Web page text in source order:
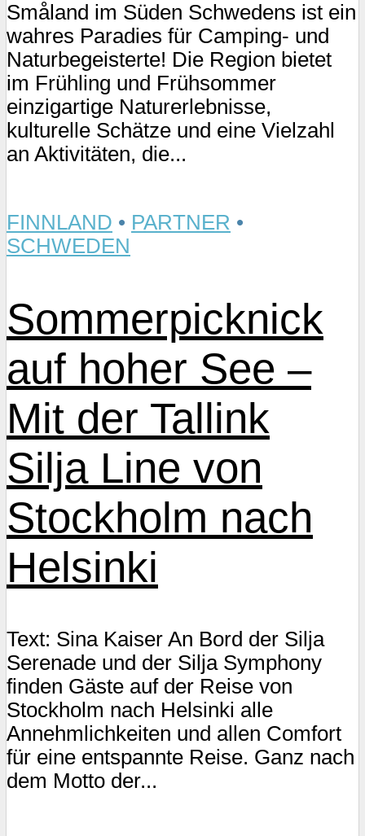
Småland im Süden Schwedens ist ein
wahres Paradies für Camping- und
Naturbegeisterte! Die Region bietet
im Frühling und Frühsommer
einzigartige Naturerlebnisse,
kulturelle Schätze und eine Vielzahl
an Aktivitäten, die...
FINNLAND • PARTNER •
SCHWEDEN
Sommerpicknick
auf hoher See –
Mit der Tallink
Silja Line von
Stockholm nach
Helsinki
Text: Sina Kaiser An Bord der Silja
Serenade und der Silja Symphony
finden Gäste auf der Reise von
Stockholm nach Helsinki alle
Annehmlichkeiten und allen Comfort
für eine entspannte Reise. Ganz nach
dem Motto der...